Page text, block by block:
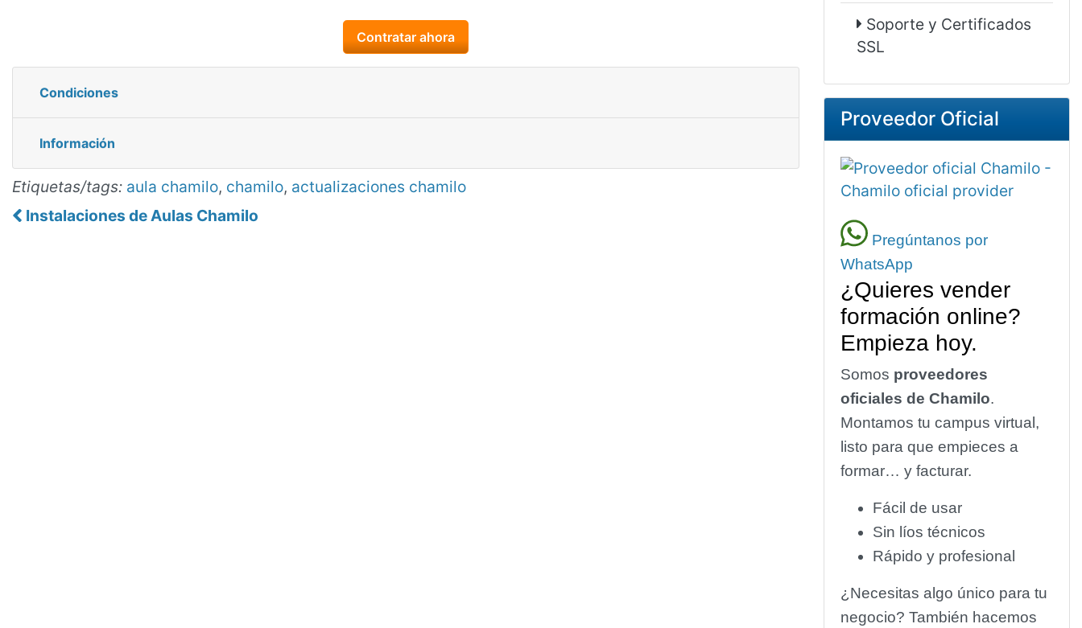
Condiciones
Información
Etiquetas/tags: aula chamilo, chamilo, actualizaciones chamilo
Instalaciones de Aulas Chamilo
Soporte y Certificados
SSL
Proveedor Oficial
Pregúntanos por
WhatsApp
¿Quieres vender
formación online?
Empieza hoy.
Somos proveedores
oficiales de Chamilo.
Montamos tu campus virtual,
listo para que empieces a
formar… y facturar.
Fácil de usar
Sin líos técnicos
Rápido y profesional
¿Necesitas algo único para tu
negocio? También hacemos